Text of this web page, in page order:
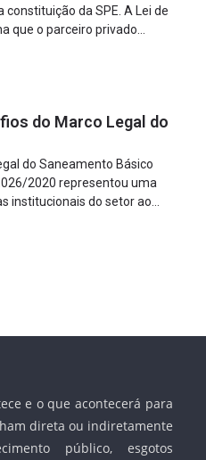
da SPE. A Lei de
que o parceiro privado
“fraude à licitação” é
do Marco Legal do
do Saneamento Básico
2020 representou uma
institucionais do setor ao
da iniciativa privada,
e o que acontecerá para
direta ou indiretamente
público, esgotos